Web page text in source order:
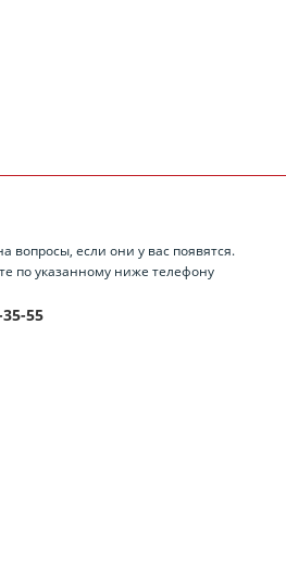
вопросы, если они у вас появятся.
по указанному ниже телефону
55